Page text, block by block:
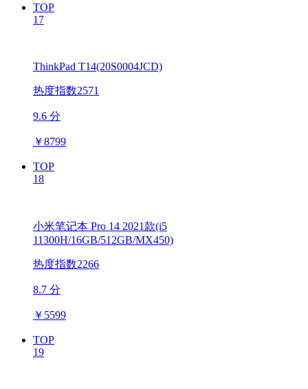
TOP
17
ThinkPad T14(20S0004JCD)
热度指数2571
9.6 分
￥8799
TOP
18
小米笔记本 Pro 14 2021款(i5
11300H/16GB/512GB/MX450)
热度指数2266
8.7 分
￥ 5599
TOP
19